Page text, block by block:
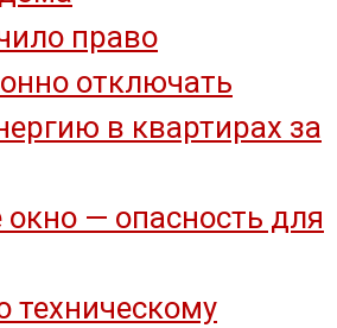
право
отключать
в квартирах за
— опасность для
техническому